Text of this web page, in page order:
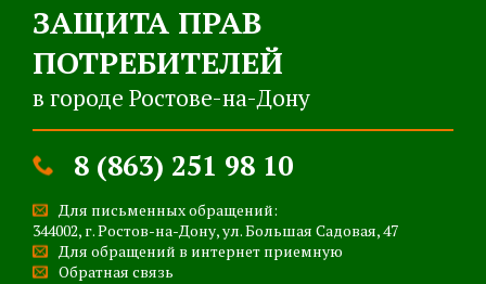
ЗАЩИТА ПРАВ
ПОТРЕБИТЕЛЕЙ
в городе Ростове-на-Дону
8 (863) 251 98 10
Для письменных обращений:
344002, г. Ростов-на-Дону, ул. Большая Садовая, 47
Для обращений в интернет приемную
Обратная связь